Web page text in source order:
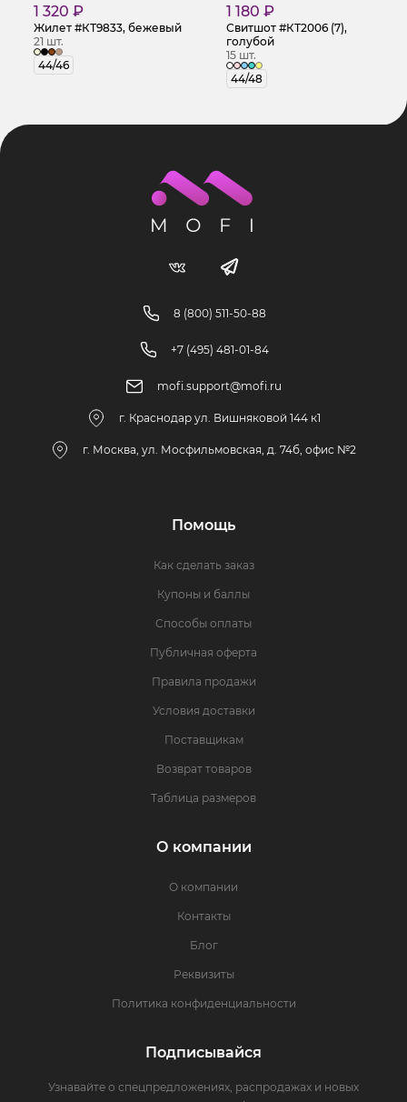
1 320 ₽
Жилет #КТ9833, бежевый
21 шт.
44/46
1 180 ₽
Свитшот #КТ2006 (7),
голубой
15 шт.
44/48
8 (800) 511-50-88
+7 (495) 481-01-84
mofi.support@mofi.ru
г. Краснодар ул. Вишняковой 144 к1
г. Москва, ул. Мосфильмовская, д. 74б, офис №2
Помощь
Как сделать заказ
Купоны и баллы
Способы оплаты
Публичная оферта
Правила продажи
Условия доставки
Поставщикам
Возврат товаров
Таблица размеров
О компании
О компании
Контакты
Блог
Реквизиты
Политика конфиденциальности
Подписывайся
Узнавайте о спецпредложениях, распродажах и новых